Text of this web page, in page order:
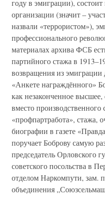
году в эмиграции),
организации (значит –
назвали «террористом»),
профессионального
материалах архива ФСБ
партийного стажа в
возвращения из
«Анкете награждённого»
как незаконченное
вместо
«профпартработа», стажа,
биографии в газете
поручает Боброву самую
председатель Орловского
советского посольства в
отделом Наркомпути, зам.
объединения